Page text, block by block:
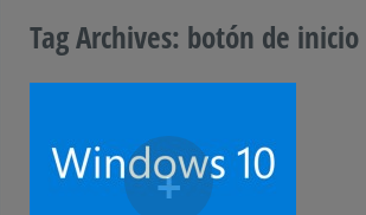
Tag Archives: botón de inicio
+